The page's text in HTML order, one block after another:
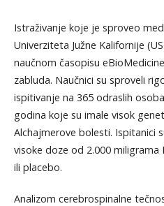
Istraživanje koje je sproveo
Univerziteta Južne Kalifornije
naučnom časopisu
zabluda. Naučnici su sproveli
ispitivanje na 365 odraslih
godina koje su imale visok
Alchajmerove bolesti. Ispitanici
visoke doze od 2.000 miligrama
ili placebo.
Analizom cerebrospinalne